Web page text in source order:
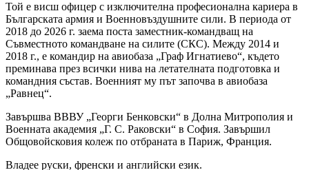
Той е висш офицер с изключителна професионална кариера в
Българската армия и Военновъздушните сили. В периода от
2018 до 2026 г. заема поста заместник-командващ на
Съвместното командване на силите (СКС). Между 2014 и
2018 г., е командир на авиобаза „Граф Игнатиево“, където
преминава през всички нива на летателната подготовка и
командния състав. Военният му път започва в авиобаза
„Равнец“.
Завършва ВВВУ „Георги Бенковски“ в Долна Митрополия и
Военната академия „Г. С. Раковски“ в София. Завършил
Общовойсковия колеж по отбраната в Париж, Франция.
Владее руски, френски и английски език.